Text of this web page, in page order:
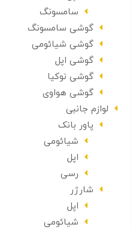
سامسونگ
گوشی سامسونگ
گوشی شیائومی
گوشی اپل
گوشی نوکیا
گوشی هواوی
لوازم جانبی
پاور بانک
شیائومی
اپل
رسی
شارژر
اپل
شیائومی